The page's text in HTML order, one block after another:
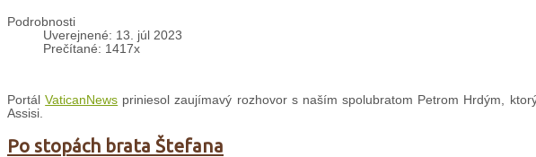
Podrobnosti
Uverejnené: 13. júl 2023
Prečítané: 1417x
PortálVaticanNews priniesol zaujímavý rozhovor s naším spolubratom Petrom Hrdým,
Assisi.
Po stopách brata Štefana